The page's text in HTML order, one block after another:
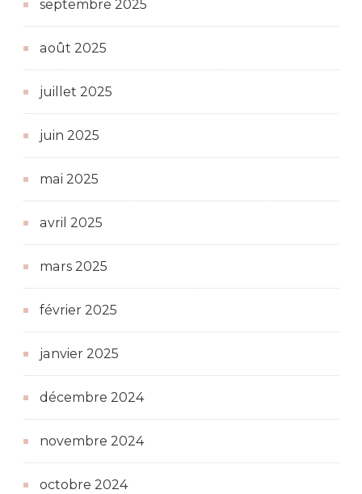
septembre 2025
août 2025
juillet 2025
juin 2025
mai 2025
avril 2025
mars 2025
février 2025
janvier 2025
décembre 2024
novembre 2024
octobre 2024